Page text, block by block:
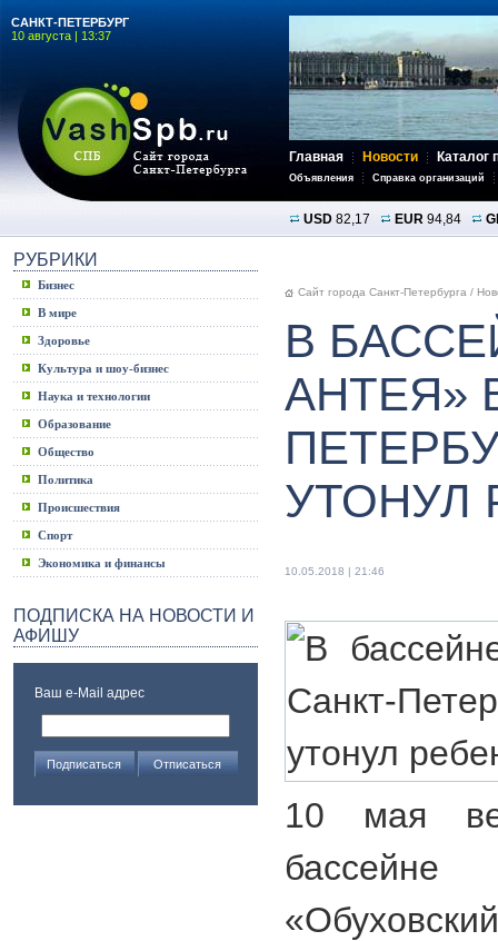
САНКТ-ПЕТЕРБУРГ
10 августа | 13:37
Главная Новости Каталог
Объявления Справка организаций
USD 82,17 EUR 94,84
РУБРИКИ
Бизнес
В мире
Здоровье
Культура и шоу-бизнес
Наука и технологии
Образование
Общество
Политика
Происшествия
Спорт
Экономика и финансы
ПОДПИСКА НА НОВОСТИ И
АФИШУ
Ваш e-Mail адрес
Сайт города Санкт-Петербурга /
В
АНТЕЯ»
УТОНУЛ
10.05.2018 | 21:46
10 мая
бассейне